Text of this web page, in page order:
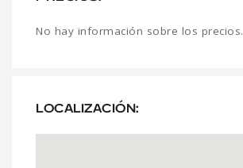
No hay información sobre los precios.
LOCALIZACIÓN: